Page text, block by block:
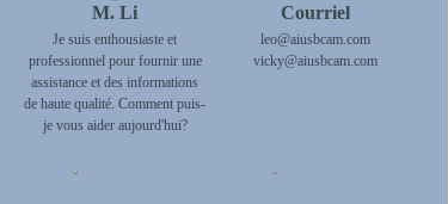
M. Li
Je suis enthousiaste et
professionnel pour fournir une
assistance et des informations
de haute qualité. Comment puis-
je vous aider aujourd'hui?
Courriel
leo@aiusbcam.com
vicky@aiusbcam.com